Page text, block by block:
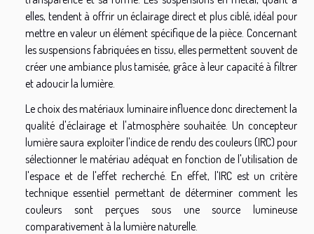
elles, tendent à offrir un éclairage direct et plus ciblé, idéal pour
mettre en valeur un élément spécifique de la pièce. Concernant
les suspensions fabriquées en tissu, elles permettent souvent de
créer une ambiance plus tamisée, grâce à leur capacité à filtrer
et adoucir la lumière.
Le choix des matériaux luminaire influence donc directement la
qualité d'éclairage et l'atmosphère souhaitée. Un concepteur
lumière saura exploiter l'indice de rendu des couleurs (IRC) pour
sélectionner le matériau adéquat en fonction de l'utilisation de
l'espace et de l'effet recherché. En effet, l'IRC est un critère
technique essentiel permettant de déterminer comment les
couleurs sont perçues sous une source lumineuse
comparativement à la lumière naturelle.